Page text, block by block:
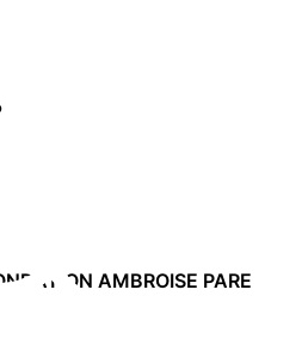
pour lancer la recherche
AMBROISE PARE